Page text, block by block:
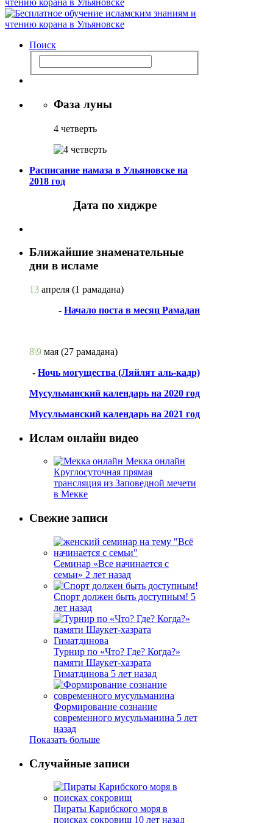
Поиск
Фаза луны
4 четверть
Расписание намаза в Ульяновске на
2018 год
Дата по хиджре
Ближайшие знаменательные
дни в исламе
13 апреля (1 рамадана)
- Начало поста в месяц Рамадан
8\9 мая (27 рамадана)
- Ночь могущества (Ляйлят аль-кадр)
Мусульманский календарь на 2020 год
Мусульманский календарь на 2021 год
Ислам онлайн видео
Мекка онлайн
Круглосуточная прямая
трансляция из Заповедной мечети
в Мекке
Свежие записи
Семинар «Все начинается с
семьи» 2 лет назад
Спорт должен быть доступным! 5
лет назад
Турнир по «Что? Где? Когда?»
памяти Шаукет-хазрата
Гиматдинова 5 лет назад
Формирование сознание
современного мусульманина 5 лет
назад
Показать больше
Случайные записи
Пираты Карибского моря в
поисках сокровищ 10 лет назад